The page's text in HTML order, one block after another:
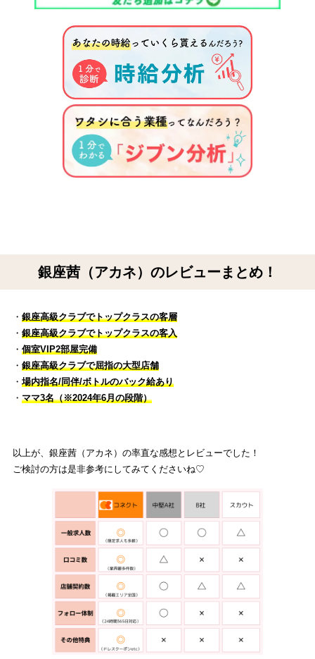
銀座茜（アカネ）のレビューまとめ！
・ 銀座高級クラブでトップクラスの客層
・ 銀座高級クラブでトップクラスの客入
・ 個室VIP2部屋完備
・ 銀座高級クラブで屈指の大型店舗
・ 場内指名/同伴/ボトルのバック給あり
・ ママ3名（※2024年6月の段階）
以上が、銀座茜（アカネ）の率直な感想とレビューでした！
ご検討の方は是非参考にしてみてくださいね♡